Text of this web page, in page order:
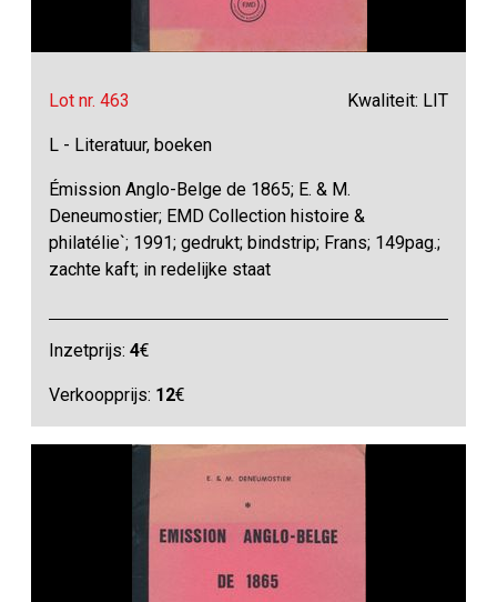
Lot nr. 463 Kwaliteit: LIT
L - Literatuur, boeken
Émission Anglo-Belge de 1865; E. & M.
Deneumostier; EMD Collection histoire &
philatélie`; 1991; gedrukt; bindstrip; Frans; 149pag.;
zachte kaft; in redelijke staat
Inzetprijs:4€
Verkoopprijs: 12€